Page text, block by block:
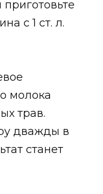
с 1 ст. л.
молока
трав.
дважды в
станет